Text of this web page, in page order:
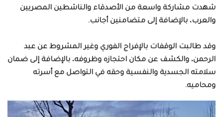
شهدت مشاركة واسعة من الأصدقاء والناشطين المصريين
والعرب، بالإضافة إلى متضامنين أجانب.
وقد طالبت الوقفات بالإفراج الفوري وغير المشروط عن عبد
الرحمن، والكشف عن مكان احتجازه وظروفه، بالإضافة إلى ضمان
سلامته الجسدية والنفسية وحقه في التواصل مع أسرته
ومحاميه.